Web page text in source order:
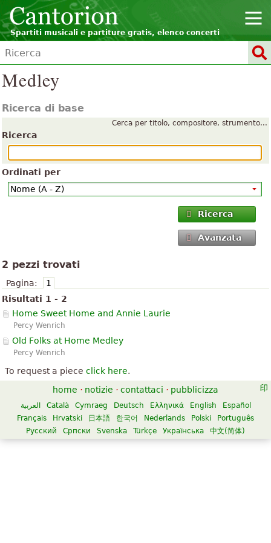
Spartiti musicali e partiture gratis, elenco concerti
Medley
Ricerca di base
Cerca per titolo, compositore, strumento...
Ricerca
Ordinati per
Ricerca
Avanzata
2 pezzi trovati
Pagina:
1
Risultati 1 - 2
Home Sweet Home and Annie Laurie
Percy Wenrich
Old Folks at Home Medley
Percy Wenrich
To request a piece click here.
home · notizie · contattaci · pubblicizza
العربية Català Cymraeg Deutsch Ελληνικά English
Español
Français
Hrvatski 日本語 한국어 Nederlands Polski
Português
Русский
Српски Svenska Türkçe Українська 中文(简体)